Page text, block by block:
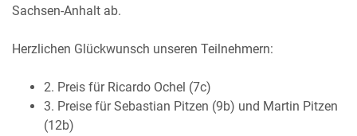
Sachsen-Anhalt ab.
Herzlichen Glückwunsch unseren Teilnehmern:
2. Preis für Ricardo Ochel (7c)
3. Preise für Sebastian Pitzen (9b) und Martin Pitzen
(12b)